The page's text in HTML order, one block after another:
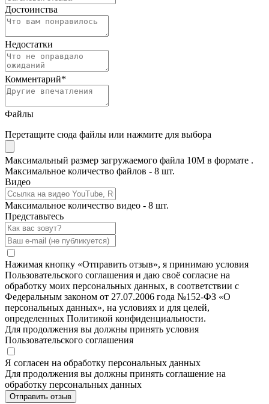
Достоинства
Недостатки
Комментарий*
Файлы
Перетащите сюда файлы или нажмите для выбора
Максимальный размер загружаемого файла 10M в формате .
Максимальное количество файлов - 8 шт.
Видео
Максимальное количество видео - 8 шт.
Представьтесь
Нажимая кнопку «Отправить отзыв», я принимаю условия
Пользовательского соглашения и даю своё согласие на
обработку моих персональных данных, в соответствии с
Федеральным законом от 27.07.2006 года №152-ФЗ «О
персональных данных», на условиях и для целей,
определенных Политикой конфиденциальности.
Для продолжения вы должны принять условия
Пользовательского соглашения
Я согласен на обработку персональных данных
Для продолжения вы должны принять соглашение на
обработку персональных данных
Отправить отзыв